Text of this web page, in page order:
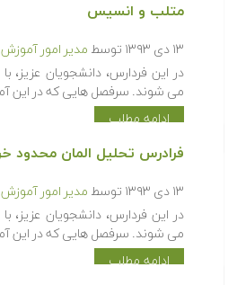
متلب و انسیس
۱۳ دی ۱۳۹۳ توسط مدیر امور آموزش
در این فردارس، دانشجویان عزیز،
می شوند. سرفصل هایی که در این
ادامه مطلب
فرادرس تحلیل المان محدود
۱۳ دی ۱۳۹۳ توسط مدیر امور آموزش
در این فردارس، دانشجویان عزیز،
می شوند. سرفصل هایی که در این
ادامه مطلب